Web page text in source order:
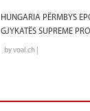
HUNGARIA PËRMBYS
GJYKATËS SUPREME
by voal.ch |